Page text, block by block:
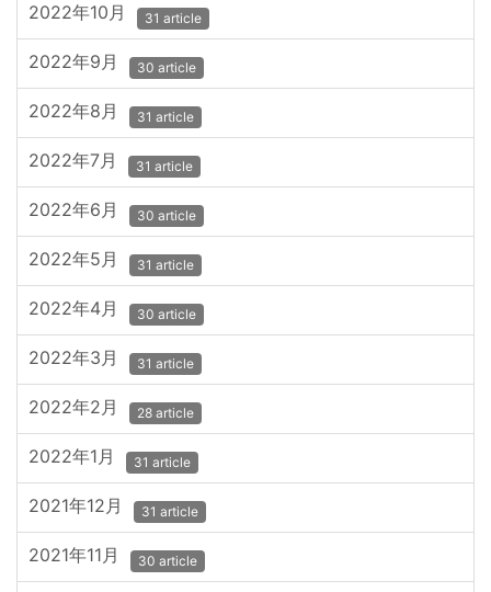
2022年10月 31 article
2022年9月 30 article
2022年8月 31 article
2022年7月 31 article
2022年6月 30 article
2022年5月 31 article
2022年4月 30 article
2022年3月 31 article
2022年2月 28 article
2022年1月 31 article
2021年12月 31 article
2021年11月 30 article